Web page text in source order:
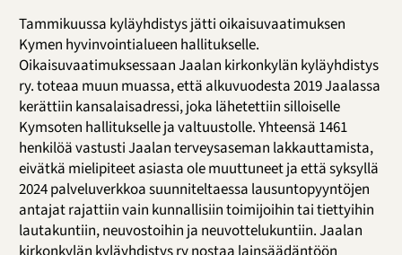
Tammikuussa kyläyhdistys jätti oikaisuvaatimuksen
Kymen hyvinvointialueen hallitukselle.
Oikaisuvaatimuksessaan Jaalan kirkonkylän kyläyhdistys
ry. toteaa muun muassa, että alkuvuodesta 2019 Jaalassa
kerättiin kansalaisadressi, joka lähetettiin silloiselle
Kymsoten hallitukselle ja valtuustolle. Yhteensä 1461
henkilöä vastusti Jaalan terveysaseman lakkauttamista,
eivätkä mielipiteet asiasta ole muuttuneet ja että syksyllä
2024 palveluverkkoa suunniteltaessa lausuntopyyntöjen
antajat rajattiin vain kunnallisiin toimijoihin tai tiettyihin
lautakuntiin, neuvostoihin ja neuvottelukuntiin. Jaalan